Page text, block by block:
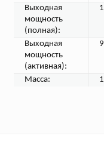
Выходная
мощность
(полная):
Выходная
мощность
(активная):
Масса: